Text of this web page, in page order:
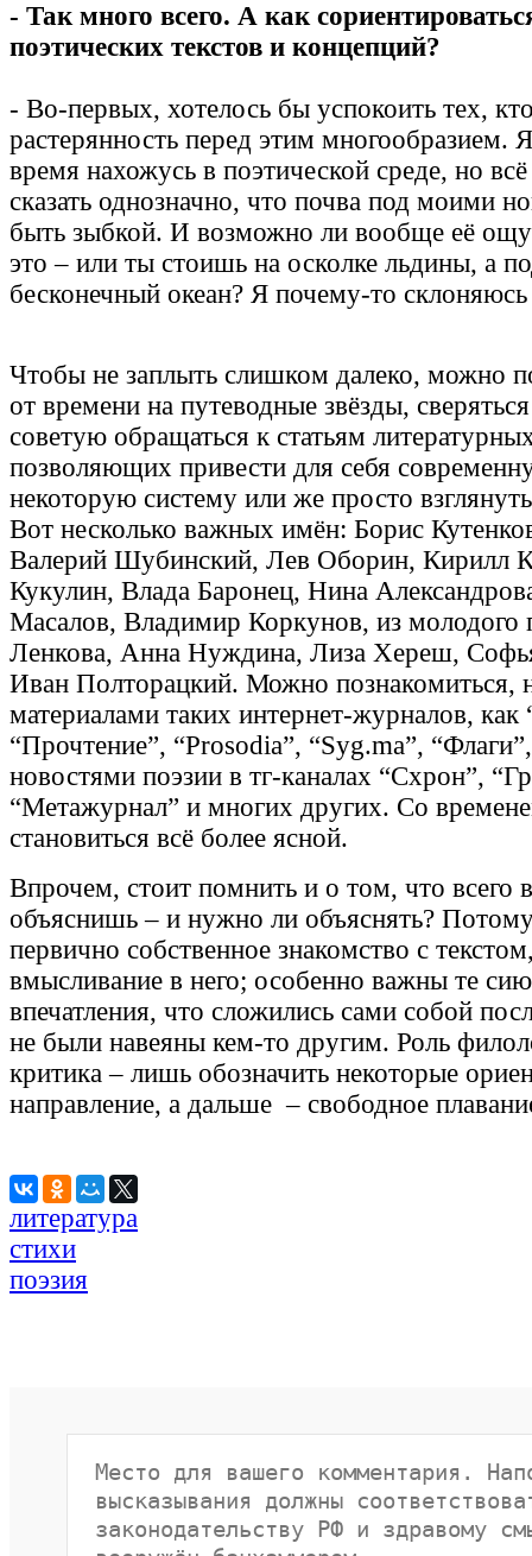
- Так много всего. А как
поэтических текстов и концепций?
- Во-первых, хотелось бы успокоить тех,
растерянность перед этим многообразием.
время нахожусь в поэтической среде, но
сказать однозначно, что почва под моими
быть зыбкой. И возможно ли вообще её
это – или ты стоишь на осколке льдины, а
бесконечный океан? Я почему-то
Чтобы не заплыть слишком далеко, можно
от времени на путеводные звёзды,
советую обращаться к статьям
позволяющих привести для себя
некоторую систему или же просто
Вот несколько важных имён: Борис
Валерий Шубинский, Лев Оборин, Кирилл
Кукулин, Влада Баронец, Нина
Масалов, Владимир Коркунов, из молодого
Ленкова, Анна Нуждина, Лиза Хереш,
Иван Полторацкий. Можно познакомиться,
материалами таких интернет-журналов,
“Прочтение”, “Prosodia”, “Syg.ma”,
новостями поэзии в тг-каналах “Схрон”,
“Метажурнал” и многих других. Со
становиться всё более ясной.
Впрочем, стоит помнить и о том, что всего
объяснишь – и нужно ли объяснять?
первично собственное знакомство с
вмысливание в него; особенно важны те
впечатления, что сложились сами собой
не были навеяны кем-то другим. Роль
критика – лишь обозначить некоторые
направление, а дальше – свободное
литература
стихи
поэзия